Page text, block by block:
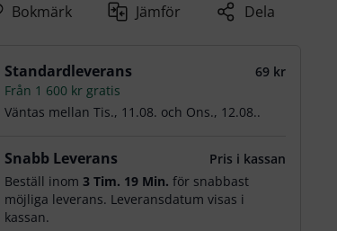
Bokmärk Jämför Dela
Standardleverans
69 kr
Från 1 600 kr gratis
Väntas mellanTis., 11.08. och Ons., 12.08..
Snabb Leverans
Pris i kassan
Beställ inom3 Tim. 19 Min. för snabbast
möjliga leverans. Leveransdatum visas i
kassan.